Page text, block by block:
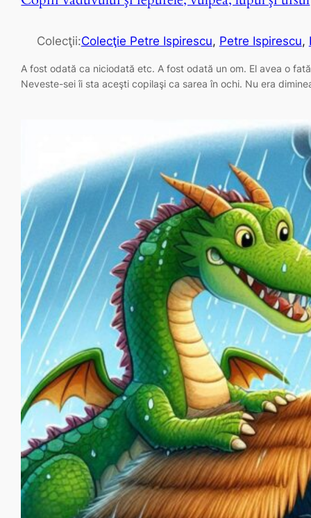
Colecţii:Colecţie Petre Ispirescu, Petre Ispirescu,
A fost odată ca niciodată etc. A fost odată un om. El avea o
Neveste-sei îi sta aceşti copilaşi ca sarea în ochi. Nu era